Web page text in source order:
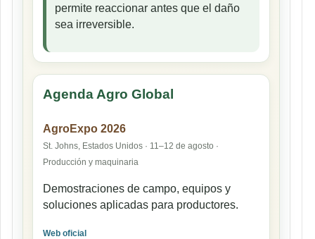
permite reaccionar antes que el daño
sea irreversible.
Agenda Agro Global
AgroExpo 2026
St. Johns, Estados Unidos · 11–12 de agosto ·
Producción y maquinaria
Demostraciones de campo, equipos y
soluciones aplicadas para productores.
Web oficial